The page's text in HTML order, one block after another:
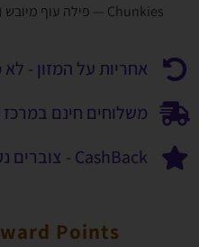
Chunkies — פילה עוף מיובש (Chicken Jerky), מארז חסכוני.
אחריות על המזון -
משלוחים חינם במרכז
CashBack - צוברים נק' בכל קנייה
Points